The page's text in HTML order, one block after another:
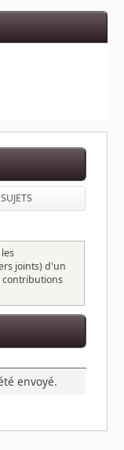
SUJETS
joints) d'un
contributions
envoyé.